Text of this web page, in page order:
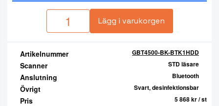
Lägg i varukorgen
Artikelnummer GBT4500-BK-BTK1HDD
Scanner STD läsare
Anslutning Bluetooth
Övrigt Svart, desinfektionsbar
Pris 5 868 kr/ st